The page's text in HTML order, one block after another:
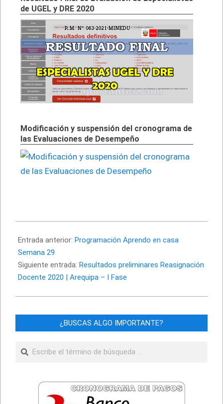
de UGEL y DRE 2020
Modificación y suspensión del cronograma de
las Evaluaciones de Desempeño
10-
16
Entrada anterior: Programación Aprendo en casa
Semana 29
Siguiente entrada: Resultados preliminares Reasignación
Docente 2020 | Arequipa – I Fase
¿BUSCAS ALGO IMPORTANTE?
Buscar